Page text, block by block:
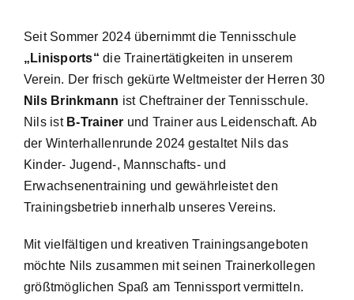
Seit Sommer 2024 übernimmt die Tennisschule
„Linisports“ die Trainertätigkeiten in unserem
Verein. Der frisch gekürte Weltmeister der Herren 30
Nils Brinkmann ist Cheftrainer der Tennisschule.
Nils ist B-Trainer und Trainer aus Leidenschaft. Ab
der Winterhallenrunde 2024 gestaltet Nils das
Kinder- Jugend-, Mannschafts- und
Erwachsenentraining und gewährleistet den
Trainingsbetrieb innerhalb unseres Vereins.
Mit vielfältigen und kreativen Trainingsangeboten
möchte Nils zusammen mit seinen Trainerkollegen
größtmöglichen Spaß am Tennissport vermitteln.